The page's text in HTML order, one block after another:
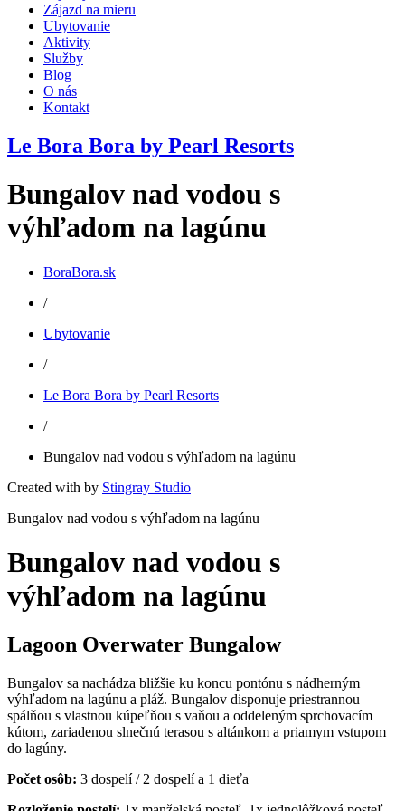
Zájazd na mieru
Ubytovanie
Aktivity
Služby
Blog
O nás
Kontakt
Le Bora Bora by Pearl Resorts
Bungalov nad vodou s
výhľadom na lagúnu
BoraBora.sk
/
Ubytovanie
/
Le Bora Bora by Pearl Resorts
/
Bungalov nad vodou s výhľadom na lagúnu
Created with by Stingray Studio
Bungalov nad vodou s výhľadom na lagúnu
Bungalov nad vodou s
výhľadom na lagúnu
Lagoon Overwater Bungalow
Bungalov sa nachádza bližšie ku koncu pontónu s nádherným
výhľadom na lagúnu a pláž. Bungalov disponuje priestrannou
spálňou s vlastnou kúpeľňou s vaňou a oddeleným sprchovacím
kútom, zariadenou slnečnú terasou s altánkom a priamym vstupom
do lagúny.
Počet osôb: 3 dospelí / 2 dospelí a 1 dieťa